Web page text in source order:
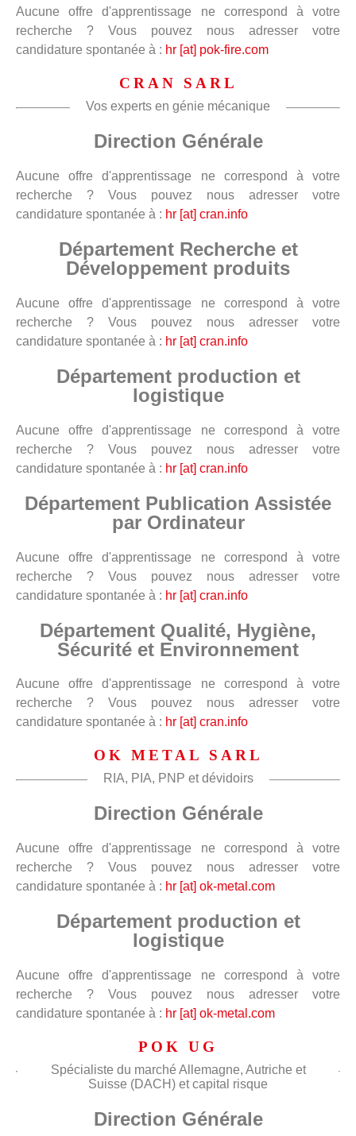
Aucune offre d'apprentissage ne correspond à votre
recherche ? Vous pouvez nous adresser votre
candidature spontanée à : hr [at] pok-fire.com
CRAN SARL
Vos experts en génie mécanique
Direction Générale
Aucune offre d'apprentissage ne correspond à votre
recherche ? Vous pouvez nous adresser votre
candidature spontanée à : hr [at] cran.info
Département Recherche et
Développement produits
Aucune offre d'apprentissage ne correspond à votre
recherche ? Vous pouvez nous adresser votre
candidature spontanée à : hr [at] cran.info
Département production et
logistique
Aucune offre d'apprentissage ne correspond à votre
recherche ? Vous pouvez nous adresser votre
candidature spontanée à : hr [at] cran.info
Département Publication Assistée
par Ordinateur
Aucune offre d'apprentissage ne correspond à votre
recherche ? Vous pouvez nous adresser votre
candidature spontanée à : hr [at] cran.info
Département Qualité, Hygiène,
Sécurité et Environnement
Aucune offre d'apprentissage ne correspond à votre
recherche ? Vous pouvez nous adresser votre
candidature spontanée à : hr [at] cran.info
OK METAL SARL
RIA, PIA, PNP et dévidoirs
Direction Générale
Aucune offre d'apprentissage ne correspond à votre
recherche ? Vous pouvez nous adresser votre
candidature spontanée à : hr [at] ok-metal.com
Département production et
logistique
Aucune offre d'apprentissage ne correspond à votre
recherche ? Vous pouvez nous adresser votre
candidature spontanée à : hr [at] ok-metal.com
POK UG
Spécialiste du marché Allemagne, Autriche et
Suisse (DACH) et capital risque
Direction Générale